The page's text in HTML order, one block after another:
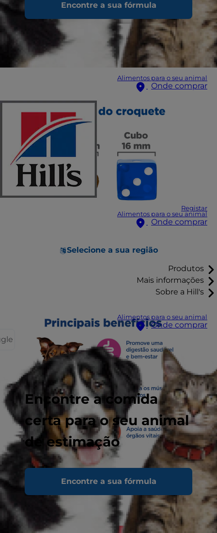
Encontre a sua fórmula
Alimentos para o seu animal
Onde comprar
Registar
Alimentos para o seu animal
Onde comprar
Selecione a sua região
Produtos
Mais informações
Sobre a Hill's
Alimentos para o seu animal
Onde comprar
Encontre a comida
certa para o seu animal
de estimação
Encontre a sua fórmula